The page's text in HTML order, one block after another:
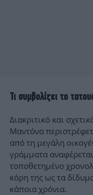
Τι συμβολίζει το
Διακριτικό και
Μαντόνα
από τη μεγάλη
γράμματα αναφέρεται
τοποθετημένο
κόρη της ως τα
κάποια χρόνια.